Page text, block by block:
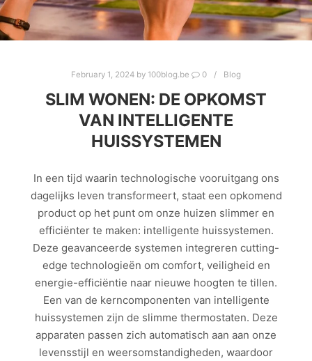
February 1, 2024 by 100blog.be 0 Blog
SLIM WONEN: DE OPKOMST
VAN INTELLIGENTE
HUISSYSTEMEN
In een tijd waarin technologische vooruitgang ons
dagelijks leven transformeert, staat een opkomend
product op het punt om onze huizen slimmer en
efficiënter te maken: intelligente huissystemen.
Deze geavanceerde systemen integreren cutting-
edge technologieën om comfort, veiligheid en
energie-efficiëntie naar nieuwe hoogten te tillen.
Een van de kerncomponenten van intelligente
huissystemen zijn de slimme thermostaten. Deze
apparaten passen zich automatisch aan aan onze
levensstijl en weersomstandigheden, waardoor